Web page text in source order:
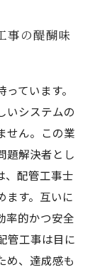
事の醍醐味
ています。
いシステムの
せん。この業
題解決者とし
、配管工事士
ます。互いに
率的かつ安全
管工事は目に
め、達成感も